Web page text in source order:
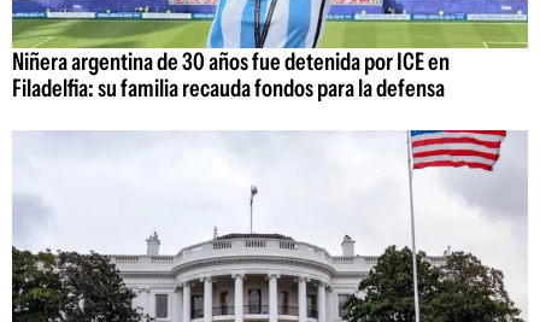
Niñera argentina de 30 años fue detenida por ICE en
Filadelfia: su familia recauda fondos para la defensa